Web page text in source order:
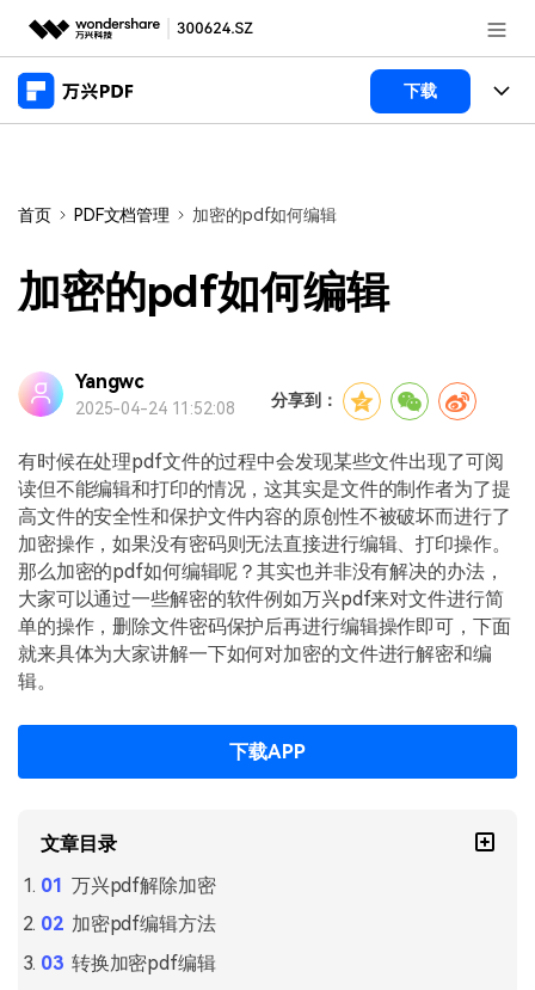
推荐产品
新闻中心
关于万兴
帮助中心
客服热线： 4000-300624
下载
桌面端
万兴PDF Mac版
万兴PDF 安卓版
万兴PDF iOS版
PDF开发工具
万兴PDF SDK
申请试用
功能
PDF新功能
PDF编辑器
PDF合并工具
PDF加密
PDF文件压缩
PDF签名
PDF批量工具
PDF提取页面
PDF页面调整
PDF文件创建
PDF注释
商业合作
企业采购
经销商招募
产品支持
常见问题
产品信息
更新日志
下载中心
产品资讯
首页 PDF文档管理 加密的pdf如何编辑
加密的pdf如何编辑
Yangwc
2025-04-24 11:52:08 分享到：
有时候在处理pdf文件的过程中会发现某些文件出现了可阅
读但不能编辑和打印的情况，这其实是文件的制作者为了提
高文件的安全性和保护文件内容的原创性不被破坏而进行了
加密操作，如果没有密码则无法直接进行编辑、打印操作。
那么加密的pdf如何编辑呢？其实也并非没有解决的办法，
大家可以通过一些解密的软件例如万兴pdf来对文件进行简
单的操作，删除文件密码保护后再进行编辑操作即可，下面
就来具体为大家讲解一下如何对加密的文件进行解密和编
辑。
下载APP
文章目录
万兴pdf解除加密
加密pdf编辑方法
转换加密pdf编辑